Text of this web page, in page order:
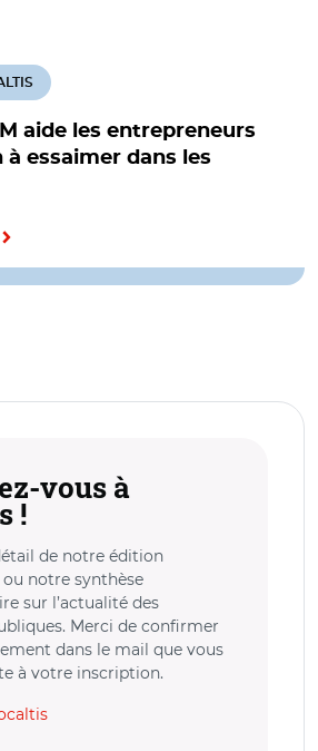
aide les entrepreneurs
essaimer dans les
vous à
!
de notre édition
notre synthèse
sur l’actualité des
Merci de confirmer
dans le mail que vous
à votre inscription.